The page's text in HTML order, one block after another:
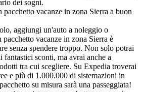
dei sogni.
pacchetto vacanze in zona Sierra a buon
aggiungi un'auto a noleggio o
vacanze in zona Sierra è
senza spendere troppo. Non solo potrai
fantastici sconti, ma avrai anche a
tra cui scegliere. Su Expedia troverai
e più di 1.000.000 di sistemazioni in
su misura sarà una passeggiata!